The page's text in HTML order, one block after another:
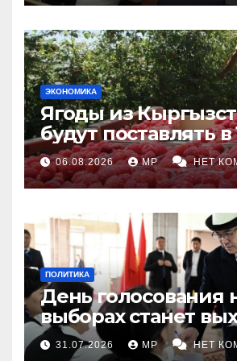
ЭКОНОМИКА
Ягоды из
будут поставлять
06.08.2026 MP НЕТ
ПОЛИТИКА
День голосования
выборах станет
31.07.2026 MP НЕТ